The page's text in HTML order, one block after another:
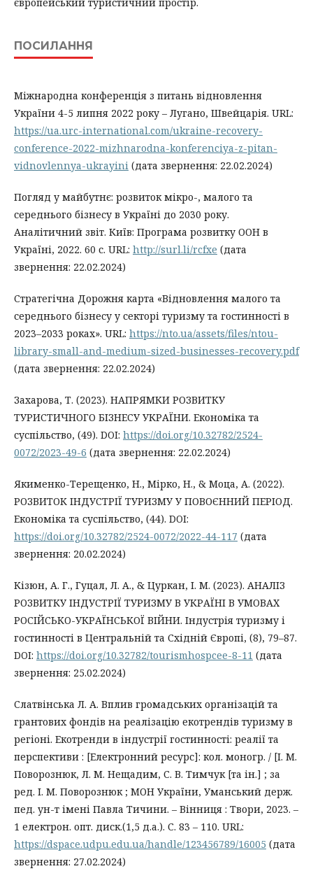
ПОСИЛАННЯ
Міжнародна конференція з питань відновлення
України 4-5 липня 2022 року – Лугано, Швейцарія. URL:
https://ua.urc-international.com/ukraine-recovery-
conference-2022-mizhnarodna-konferenciya-z-pitan-
vidnovlennya-ukrayini (дата звернення: 22.02.2024)
Погляд у майбутнє: розвиток мікро-, малого та
середнього бізнесу в Україні до 2030 року.
Аналітичний звіт. Київ: Програма розвитку ООН в
Україні, 2022. 60 с. URL: http://surl.li/rcfxe (дата
звернення: 22.02.2024)
Стратегічна Дорожня карта «Відновлення малого та
середнього бізнесу у секторі туризму та гостинності в
2023–2033 роках». URL: https://nto.ua/assets/files/ntou-
library-small-and-medium-sized-businesses-recovery.pdf
(дата звернення: 22.02.2024)
Захарова, Т. (2023). НАПРЯМКИ РОЗВИТКУ
ТУРИСТИЧНОГО БІЗНЕСУ УКРАЇНИ. Економіка та
суспільство, (49). DOI: https://doi.org/10.32782/2524-
0072/2023-49-6 (дата звернення: 22.02.2024)
Якименко-Терещенко, Н., Мірко, Н., & Моца, А. (2022).
РОЗВИТОК ІНДУСТРІЇ ТУРИЗМУ У ПОВОЄННИЙ ПЕРІОД.
Економіка та суспільство, (44). DOI:
https://doi.org/10.32782/2524-0072/2022-44-117 (дата
звернення: 20.02.2024)
Кізюн, А. Г., Гуцал, Л. А., & Цуркан, І. М. (2023). АНАЛІЗ
РОЗВИТКУ ІНДУСТРІЇ ТУРИЗМУ В УКРАЇНІ В УМОВАХ
РОСІЙСЬКО-УКРАЇНСЬКОЇ ВІЙНИ. Індустрія туризму і
гостинності в Центральній та Східній Європі, (8), 79–87.
DOI: https://doi.org/10.32782/tourismhospcee-8-11 (дата
звернення: 25.02.2024)
Слатвінська Л. А. Вплив громадських організацій та
грантових фондів на реалізацію екотрендів туризму в
регіоні. Екотренди в індустрії гостинності: реалії та
перспективи : [Електронний ресурс]: кол. моногр. / [І. М.
Поворознюк, Л. М. Нещадим, С. В. Тимчук [та ін.] ; за
ред. І. М. Поворознюк ; МОН України, Уманський держ.
пед. ун-т імені Павла Тичини. – Вінниця : Твори, 2023. –
1 електрон. опт. диск.(1,5 д.а.). С. 83 – 110. URL:
https://dspace.udpu.edu.ua/handle/123456789/16005 (дата
звернення: 27.02.2024)